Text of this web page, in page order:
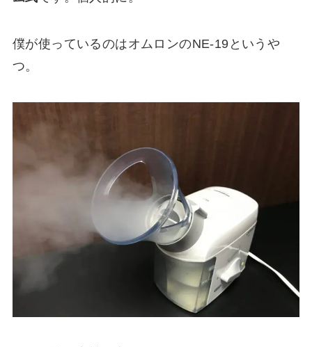
僕が使っているのはオムロンのNE-19というや
つ。